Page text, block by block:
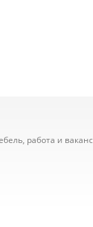
работа и